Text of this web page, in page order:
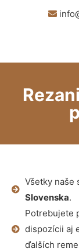
Všetky naše
Slovenska.
Potrebujete
dispozícii aj
ďalších